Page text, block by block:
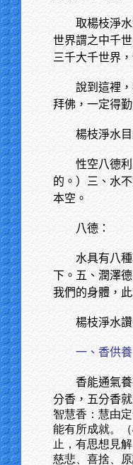
取楊枝淨
世界謂之中千
三千大千世界
說到這裡
拜佛，一定得
楊枝淨水
性空八德
的。）三、水
本空。
八德：
水具有八
下。五、潤澤
我們的身體，
楊枝淨水
一、香供養
香能通氣
分香，五分香
智慧香：慧由
能有所成就。
止，有思想見
慈悲、喜捨、